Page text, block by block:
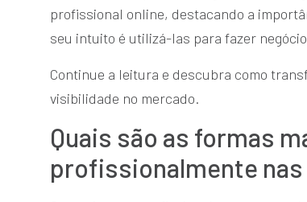
profissional online, destacando a
seu intuito é utilizá-las para fazer
Continue a leitura e descubra como
visibilidade no mercado.
Quais são as formas
profissionalmente